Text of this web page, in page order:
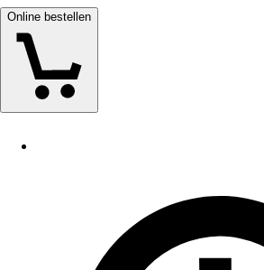
Online bestellen